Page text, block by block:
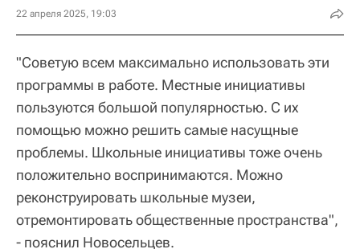
22 апреля 2025, 19:03
"Советую всем максимально использовать эти
программы в работе. Местные инициативы
пользуются большой популярностью. С их
помощью можно решить самые насущные
проблемы. Школьные инициативы тоже очень
положительно воспринимаются. Можно
реконструировать школьные музеи,
отремонтировать общественные пространства",
- пояснил Новосельцев.